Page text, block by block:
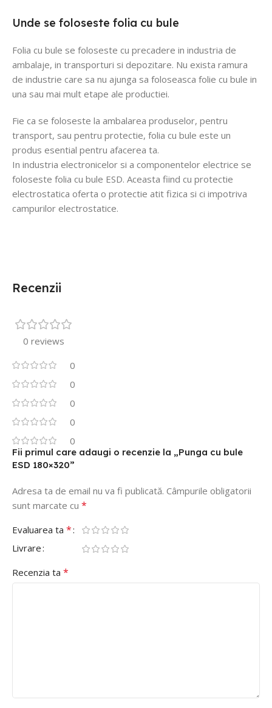
Unde se foloseste folia cu bule
Folia cu bule se foloseste cu precadere in industria de
ambalaje, in transporturi si depozitare. Nu exista ramura
de industrie care sa nu ajunga sa foloseasca folie cu bule in
una sau mai mult etape ale productiei.
Fie ca se foloseste la ambalarea produselor, pentru
transport, sau pentru protectie, folia cu bule este un
produs esential pentru afacerea ta.
In industria electronicelor si a componentelor electrice se
foloseste folia cu bule ESD. Aceasta fiind cu protectie
electrostatica oferta o protectie atit fizica si ci impotriva
campurilor electrostatice.
Recenzii
0 reviews
0
0
0
0
0
Fii primul care adaugi o recenzie la „Punga cu bule
ESD 180×320”
Adresa ta de email nu va fi publicată. Câmpurile obligatorii
sunt marcate cu *
Evaluarea ta *
Livrare
Recenzia ta *